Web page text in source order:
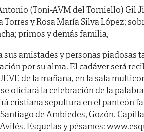
(Toni-AVM del Torniello) Gil
y Rosa María Silva López;
primos y demás familia,
sus amistades y personas piadosas
por su alma. El cadáver será
de la mañana, en la sala
oficiará la celebración de la
cristiana sepultura en el panteón
de Ambiedes, Gozón.
Esquelas y pésames: